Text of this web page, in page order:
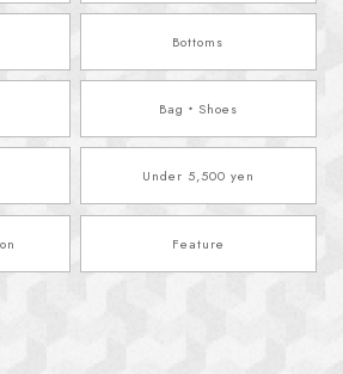
Bottoms
Bag・Shoes
Under 5,500 yen
Feature